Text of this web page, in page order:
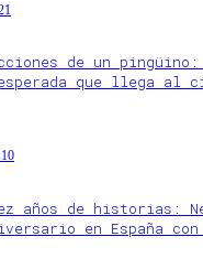
de un
que llega al
años de historias:
en España